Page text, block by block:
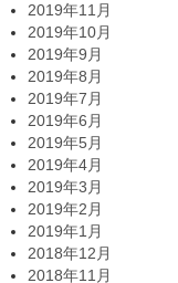
2019年11月
2019年10月
2019年9月
2019年8月
2019年7月
2019年6月
2019年5月
2019年4月
2019年3月
2019年2月
2019年1月
2018年12月
2018年11月